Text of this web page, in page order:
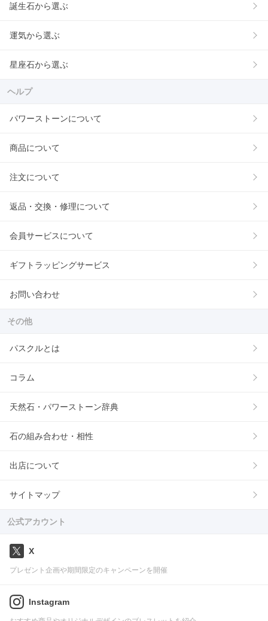
誕生石から選ぶ
運気から選ぶ
星座石から選ぶ
ヘルプ
パワーストーンについて
商品について
注文について
返品・交換・修理について
会員サービスについて
ギフトラッピングサービス
お問い合わせ
その他
パスクルとは
コラム
天然石・パワーストーン辞典
石の組み合わせ・相性
出店について
サイトマップ
公式アカウント
X
プレゼント企画や期間限定のキャンペーンを開催
Instagram